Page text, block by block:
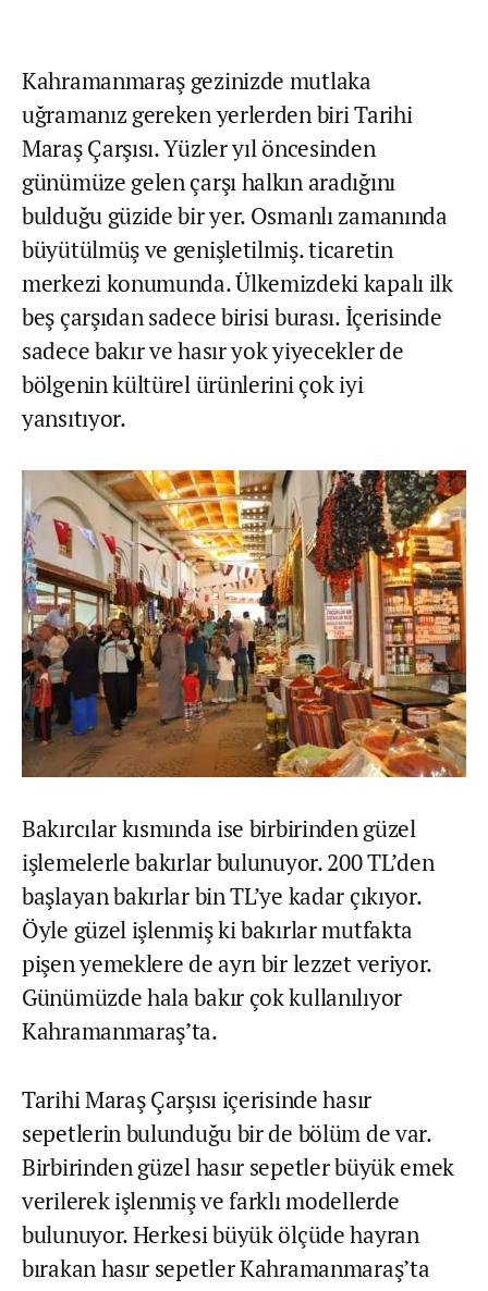
Kahramanmaraş gezinizde mutlaka
uğramanız gereken yerlerden biri Tarihi
Maraş Çarşısı. Yüzler yıl öncesinden
günümüze gelen çarşı halkın aradığını
bulduğu güzide bir yer. Osmanlı zamanında
büyütülmüş ve genişletilmiş. ticaretin
merkezi konumunda. Ülkemizdeki kapalı ilk
beş çarşıdan sadece birisi burası. İçerisinde
sadece bakır ve hasır yok yiyecekler de
bölgenin kültürel ürünlerini çok iyi
yansıtıyor.
Bakırcılar kısmında ise birbirinden güzel
işlemelerle bakırlar bulunuyor. 200 TL’den
başlayan bakırlar bin TL’ye kadar çıkıyor.
Öyle güzel işlenmiş ki bakırlar mutfakta
pişen yemeklere de ayrı bir lezzet veriyor.
Günümüzde hala bakır çok kullanılıyor
Kahramanmaraş’ta.
Tarihi Maraş Çarşısı içerisinde hasır
sepetlerin bulunduğu bir de bölüm de var.
Birbirinden güzel hasır sepetler büyük emek
verilerek işlenmiş ve farklı modellerde
bulunuyor. Herkesi büyük ölçüde hayran
bırakan hasır sepetler Kahramanmaraş’ta